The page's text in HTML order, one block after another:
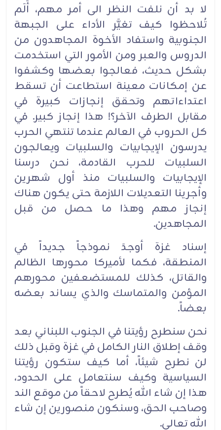
لا بد أن نلفت النظر الى أمر مهم، أَلَم
تُلاحظوا كيف تغيَّر الأداء على الجبهة
الجنوبية واستفاد الأخوة المجاهدون من
الدروس والعبر ومن الأمور التي استخدمت
بشكل حديث، فعالجوا بعضها وكشفوا
عن إمكانات معينة استطاعت أن تسقط
اعتداءاتهم وتحقق إنجازات كبيرة في
مقابل الطرف الآخر؟! هذا إنجاز كبير. في
كل الحروب في العالم عندما تنتهي الحرب
يدرسون الإيجابيات والسلبيات ويعالجون
السلبيات للحرب القادمة، نحن درسنا
الإيجابيات والسلبيات منذ أول شهرين
وأجرينا التعديلات اللازمة حتى يكون هناك
إنجاز مهم وهذا ما حصل من قبل
المجاهدين.
إسناد غزة أوجدَ نموذجاً جديداً في
المنطقة، فكما لأميركا محورها الظالم
والقاتل، كذلك للمستضعفين محورهم
المؤمن والمتماسك والذي يساند بعضه
بعضاً.
نحن سنطرح رؤيتنا في الجنوب اللبناني بعد
وقف إطلاق النار الكامل في غزة وقبل ذلك
لن نطرح شيئاً، أما كيف ستكون رؤيتنا
السياسية وكيف سنتعامل على الحدود،
هذا إن شاء الله يُطرح لاحقاً من موقع الند
وصاحب الحق، وسنكون منصورين إن شاء
الله تعالى.